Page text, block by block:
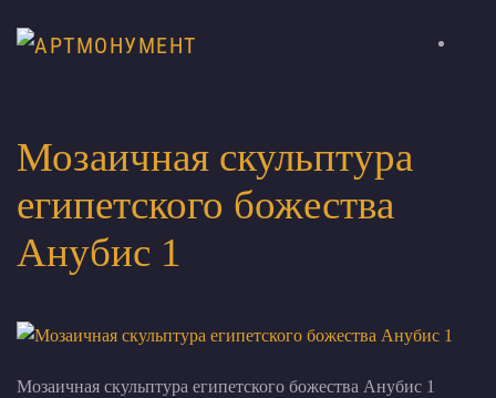
Мозаичная скульптура
египетского божества
Анубис 1
Мозаичная скульптура египетского божества Анубис 1